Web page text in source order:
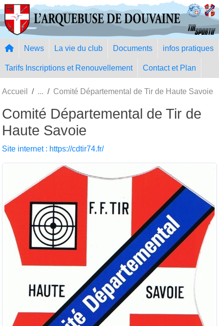
News La vie du club Documents infos pratiques
Tarifs Inscriptions et Renouvellement Contact et Plan
Accueil Comité Départemental de Tir de Haute Savoie
Comité Départemental de Tir de
Haute Savoie
Site internet : https://cdtir74.fr/
Panneau de gestion des cookies